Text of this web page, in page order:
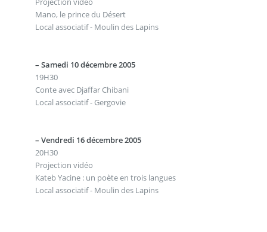
Mano, le prince du Désert
Local associatif - Moulin des Lapins
– Samedi 10 décembre 2005
19H30
Conte avec Djaffar Chibani
Local associatif - Gergovie
– Vendredi 16 décembre 2005
20H30
Projection vidéo
Kateb Yacine : un poète en trois langues
Local associatif - Moulin des Lapins